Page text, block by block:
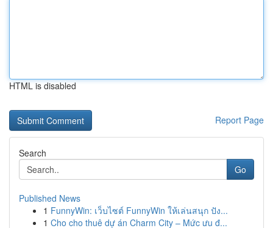
HTML is disabled
Report Page
Search
Go
Published News
1 FunnyWin: เว็บไซต์ FunnyWin ให้เล่นสนุก ปัง...
1 Cho cho thuê dự án Charm City – Mức ưu đ...